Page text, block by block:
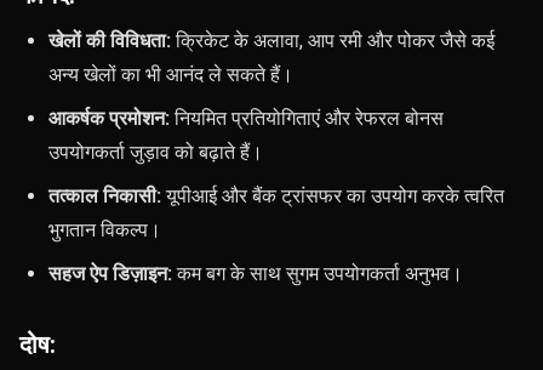
खेलों की विविधता:क्रिकेट के अलावा, आप रमी और पोकर जैसे कई
अन्य खेलों का भी आनंद ले सकते हैं।
आकर्षक प्रमोशन:नियमित प्रतियोगिताएं और रेफरल बोनस
उपयोगकर्ता जुड़ाव को बढ़ाते हैं।
तत्काल निकासी:यूपीआई और बैंक ट्रांसफर का उपयोग करके त्वरित
भुगतान विकल्प।
सहज ऐप डिज़ाइन:कम बग के साथ सुगम उपयोगकर्ता अनुभव।
दोष: